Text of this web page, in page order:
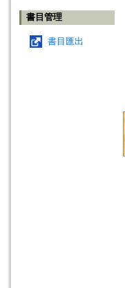
書目管理
書目匯出